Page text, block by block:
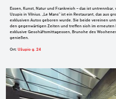
Essen, Kunst, Natur und Frankreich – das ist
Uzupis in Vilnius. „Le Mans” ist ein Restaurant, das aus
exklusiven Autos geboren wurde. Sie beide vereinen
den gegenwärtigen Zeiten und treffen sich im erneuten
exklusive Geschäftsmittagessen, Brunche des
genießen.
Ort: Užupio g. 24